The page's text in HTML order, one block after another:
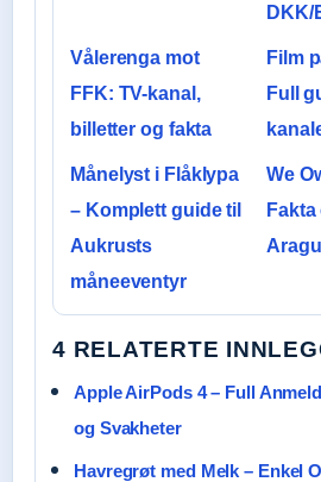
DKK/
Vålerenga mot
FFK: TV-kanal,
billetter og fakta
Film
Full
Månelyst i Flåklypa
– Komplett guide til
Aukrusts
måneeventyr
We
4 RELATERTE
Apple AirPods 4 – Full
og Svakheter
Havregrøt med Melk – Enkel